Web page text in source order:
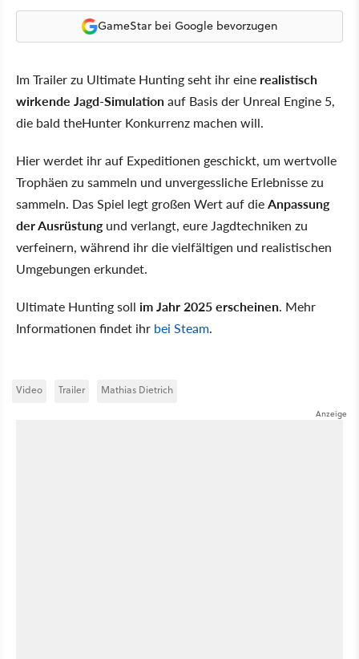
GameStar bei Google bevorzugen
Im Trailer zu Ultimate Hunting seht ihr eine realistisch
wirkende Jagd-Simulationauf Basis der Unreal Engine 5,
die bald theHunter Konkurrenz machen will.
Hier werdet ihr auf Expeditionen geschickt, um wertvolle
Trophäen zu sammeln und unvergessliche Erlebnisse zu
sammeln. Das Spiel legt großen Wert auf dieAnpassung
der Ausrüstungund verlangt, eure Jagdtechniken zu
verfeinern, während ihr die vielfältigen und realistischen
Umgebungen erkundet.
Ultimate Hunting soll im Jahr 2025 erscheinen. Mehr
Informationen findet ihr bei Steam.
Video Trailer Mathias Dietrich